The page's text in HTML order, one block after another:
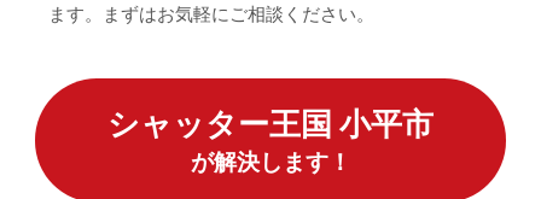
ます。まずはお気軽にご相談ください。
シャッター王国 小平市
が解決します！